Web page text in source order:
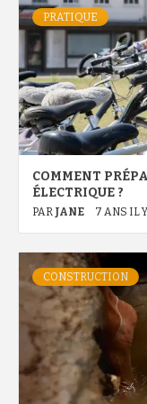
PRATIQUE
COMMENT
ÉLECTRIQUE ?
PAR JANE 7 ANS IL
CONSTRUCTION